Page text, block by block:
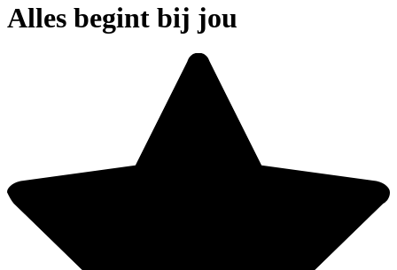
Alles begint bij jou